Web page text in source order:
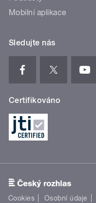
Mobilní aplikace
Sledujte nás
Certifikováno
Cookies Osobní údaje